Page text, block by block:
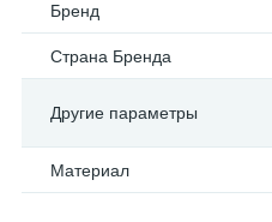
Бренд
Страна Бренда
Другие параметры
Материал